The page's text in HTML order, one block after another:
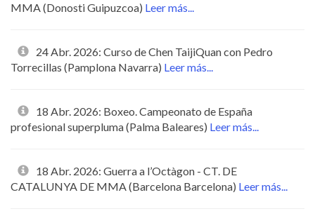
MMA (Donosti Guipuzcoa) Leer más...
24 Abr. 2026: Curso de Chen TaijiQuan con Pedro
Torrecillas (Pamplona Navarra) Leer más...
18 Abr. 2026: Boxeo. Campeonato de España
profesional superpluma (Palma Baleares) Leer más...
18 Abr. 2026: Guerra a l’Octàgon - CT. DE
CATALUNYA DE MMA (Barcelona Barcelona) Leer más...